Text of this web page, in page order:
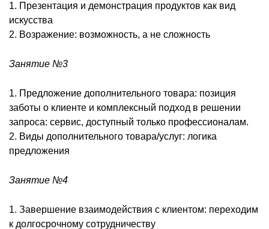
1. Презентация и демонстрация продуктов как вид
искусства
2. Возражение: возможность, а не сложность
Занятие №3
1. Предложение дополнительного товара: позиция
заботы о клиенте и комплексный подход в решении
запроса: сервис, доступный только профессионалам.
2. Виды дополнительного товара/услуг: логика
предложения
Занятие №4
1. Завершение взаимодействия с клиентом: переходим
к долгосрочному сотрудничеству